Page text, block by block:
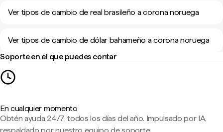
Ver tipos de cambio de real brasileño a corona noruega
Ver tipos de cambio de dólar bahameño a corona noruega
Soporte en el que puedes contar
En cualquier momento
Obtén ayuda 24/7, todos los días del año. Impulsado por IA,